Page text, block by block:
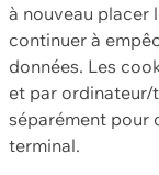
à nouveau placer
continuer à
données. Les
et par
séparément pour
terminal.